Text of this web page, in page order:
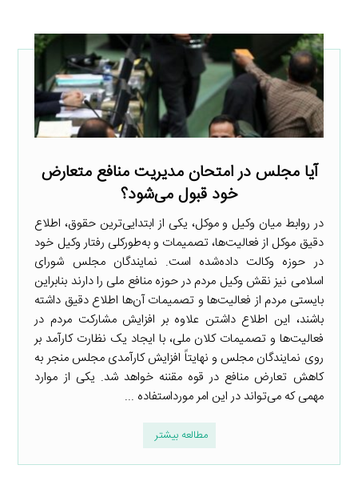
آیا مجلس در امتحان مدیریت منافع متعارض
خود قبول می‌شود؟
در روابط میان وکیل و موکل، یکی از ابتدایی‌ترین حقوق، اطلاع
دقیق موکل از فعالیت‌ها، تصمیمات و به‌طورکلی رفتار وکیل خود
در حوزه وکالت داده‌شده است. نمایندگان مجلس شورای
اسلامی نیز نقش وکیل مردم در حوزه منافع ملی را دارند بنابراین
بایستی مردم از فعالیت‌ها و تصمیمات آن‌ها اطلاع دقیق داشته
باشند، این اطلاع داشتن علاوه بر افزایش مشارکت مردم در
فعالیت‌ها و تصمیمات کلان ملی، با ایجاد یک نظارت کارآمد بر
روی نمایندگان مجلس و نهایتاً افزایش کارآمدی مجلس منجر به
کاهش تعارض منافع در قوه مقننه خواهد شد. یکی از موارد
مهمی که می‌تواند در این امر مورداستفاده ...
مطالعه بیشتر